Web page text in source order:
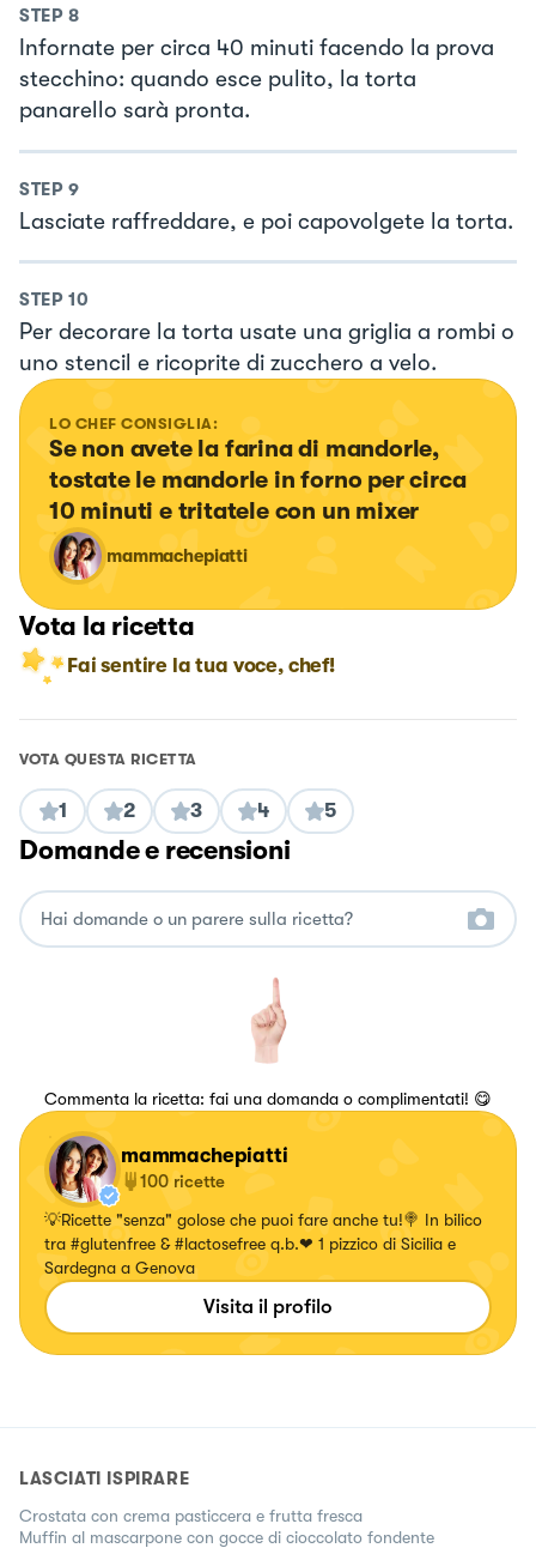
STEP 8
Infornate per circa 40 minuti facendo la prova
stecchino: quando esce pulito, la torta
panarello sarà pronta.
STEP 9
Lasciate raffreddare, e poi capovolgete la torta.
STEP 10
Per decorare la torta usate una griglia a rombi o
uno stencil e ricoprite di zucchero a velo.
LO CHEF CONSIGLIA:
Se non avete la farina di mandorle,
tostate le mandorle in forno per circa
10 minuti e tritatele con un mixer
mammachepiatti
Vota la ricetta
Fai sentire la tua voce, chef!
VOTA QUESTA RICETTA
1 2 3 4 5
Domande e recensioni
Commenta la ricetta: fai una domanda o complimentati! 😋
mammachepiatti
100 ricette
💡Ricette "senza" golose che puoi fare anche tu!🍭 In bilico
tra #glutenfree & #lactosefree q.b.❤ 1 pizzico di Sicilia e
Sardegna a Genova
Visita il profilo
LASCIATI ISPIRARE
Crostata con crema pasticcera e frutta fresca
Muffin al mascarpone con gocce di cioccolato fondente